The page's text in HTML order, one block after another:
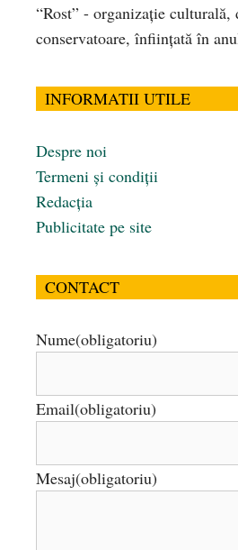
“Rost” - organizaţie culturală,
conservatoare, înfiinţată în
INFORMATII UTILE
Despre noi
Termeni și condiții
Redacția
Publicitate pe site
CONTACT
Nume(obligatoriu)
Email(obligatoriu)
Mesaj(obligatoriu)